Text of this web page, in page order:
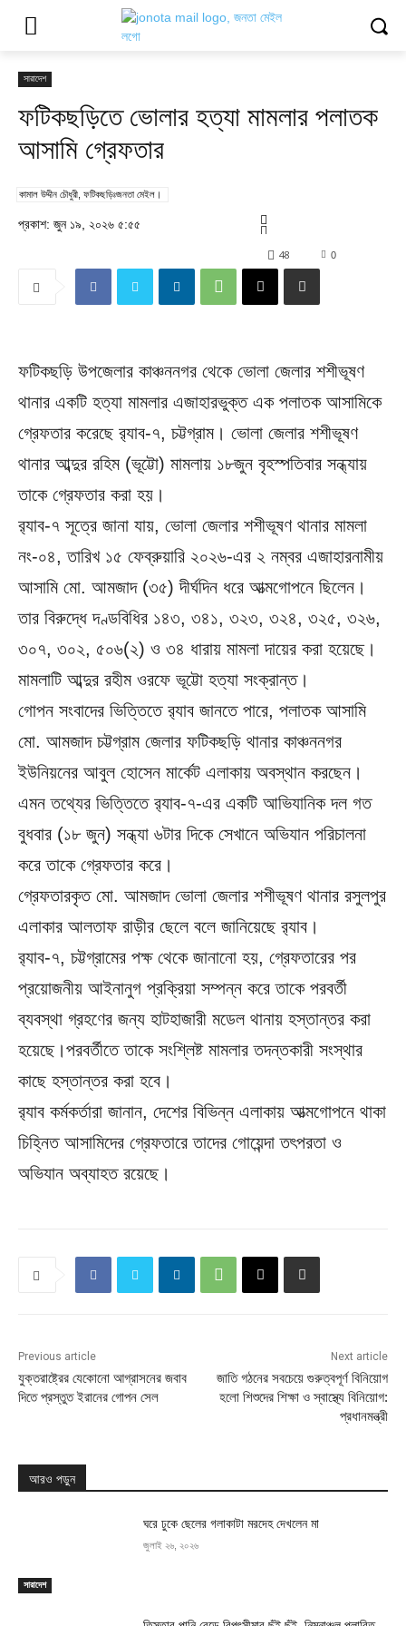
সারাদেশ
ফটিকছড়িতে ভোলার হত্যা মামলার পলাতক
আসামি গ্রেফতার
কামাল উদ্দীন চৌধুরী, ফটিকছড়িঃজনতা মেইল।
প্রকাশ: জুন ১৯, ২০২৬ ৫:৫৫
0
48
ফটিকছড়ি উপজেলার কাঞ্চননগর থেকে ভোলা জেলার শশীভূষণ
থানার একটি হত্যা মামলার এজাহারভুক্ত এক পলাতক আসামিকে
গ্রেফতার করেছে র‌্যাব-৭, চট্টগ্রাম। ভোলা জেলার শশীভূষণ
থানার আব্দুর রহিম (ভূট্টো) মামলায় ১৮জুন বৃহস্পতিবার সন্ধ্যায়
তাকে গ্রেফতার করা হয়।
র‌্যাব-৭ সূত্রে জানা যায়, ভোলা জেলার শশীভূষণ থানার মামলা
নং-০৪, তারিখ ১৫ ফেব্রুয়ারি ২০২৬-এর ২ নম্বর এজাহারনামীয়
আসামি মো. আমজাদ (৩৫) দীর্ঘদিন ধরে আত্মগোপনে ছিলেন।
তার বিরুদ্ধে দণ্ডবিধির ১৪৩, ৩৪১, ৩২৩, ৩২৪, ৩২৫, ৩২৬,
৩০৭, ৩০২, ৫০৬(২) ও ৩৪ ধারায় মামলা দায়ের করা হয়েছে।
মামলাটি আব্দুর রহীম ওরফে ভূট্টো হত্যা সংক্রান্ত।
গোপন সংবাদের ভিত্তিতে র‌্যাব জানতে পারে, পলাতক আসামি
মো. আমজাদ চট্টগ্রাম জেলার ফটিকছড়ি থানার কাঞ্চননগর
ইউনিয়নের আবুল হোসেন মার্কেট এলাকায় অবস্থান করছেন।
এমন তথ্যের ভিত্তিতে র‌্যাব-৭-এর একটি আভিযানিক দল গত
বুধবার (১৮ জুন) সন্ধ্যা ৬টার দিকে সেখানে অভিযান পরিচালনা
করে তাকে গ্রেফতার করে।
গ্রেফতারকৃত মো. আমজাদ ভোলা জেলার শশীভূষণ থানার রসুলপুর
এলাকার আলতাফ রাড়ীর ছেলে বলে জানিয়েছে র‌্যাব।
র‌্যাব-৭, চট্টগ্রামের পক্ষ থেকে জানানো হয়, গ্রেফতারের পর
প্রয়োজনীয় আইনানুগ প্রক্রিয়া সম্পন্ন করে তাকে পরবর্তী
ব্যবস্থা গ্রহণের জন্য হাটহাজারী মডেল থানায় হস্তান্তর করা
হয়েছে।পরবর্তীতে তাকে সংশ্লিষ্ট মামলার তদন্তকারী সংস্থার
কাছে হস্তান্তর করা হবে।
র‌্যাব কর্মকর্তারা জানান, দেশের বিভিন্ন এলাকায় আত্মগোপনে থাকা
চিহ্নিত আসামিদের গ্রেফতারে তাদের গোয়েন্দা তৎপরতা ও
অভিযান অব্যাহত রয়েছে।
Previous article
যুক্তরাষ্ট্রের যেকোনো আগ্রাসনের জবাব
দিতে প্রস্তুত ইরানের গোপন সেল
Next article
জাতি গঠনের সবচেয়ে গুরুত্বপূর্ণ বিনিয়োগ
হলো শিশুদের শিক্ষা ও স্বাস্থ্যে বিনিয়োগ:
প্রধানমন্ত্রী
আরও পড়ুন
সারাদেশ
ঘরে ঢুকে ছেলের গলাকাটা মরদেহ দেখলেন মা
জুলাই ২৬, ২০২৬